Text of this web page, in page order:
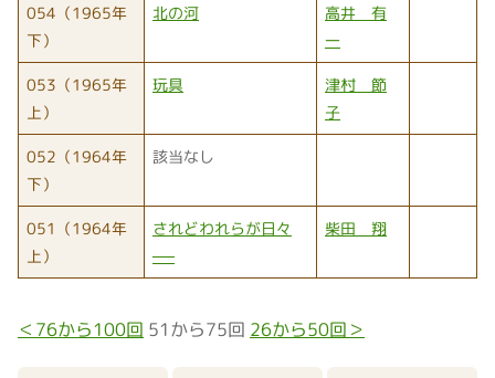
054（1965年
下）
北の河
高井 有
一
053（1965年
上）
玩具
津村 節
子
052（1964年
下）
該当なし
051（1964年
上）
されどわれらが日々
──
柴田 翔
＜76から100回 51から75回 26から50回＞